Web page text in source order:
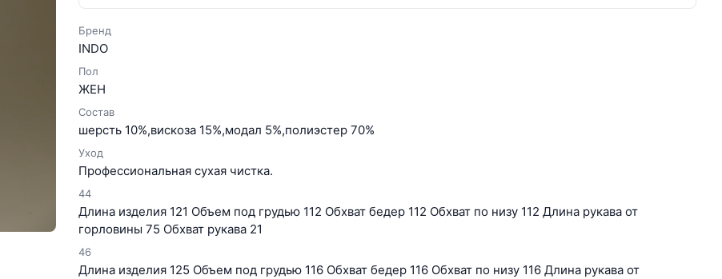
Бренд
INDO
Пол
ЖЕН
Состав
шерсть 10%,вискоза 15%,модал 5%,полиэстер 70%
Уход
Профессиональная сухая чистка.
44
Длина изделия 121 Объем под грудью 112 Обхват бедер 112 Обхват по низу 112 Длина рукава от
горловины 75 Обхват рукава 21
46
Длина изделия 125 Объем под грудью 116 Обхват бедер 116 Обхват по низу 116 Длина рукава от